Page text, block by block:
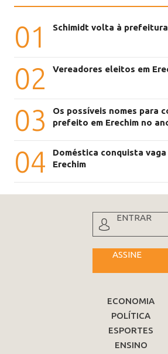
01 Schimidt volta à prefeitura
02 Vereadores eleitos em
03
Os possíveis nomes para
prefeito em Erechim no
04
Doméstica conquista
Erechim
ENTRAR
ASSINE
ECONOMIA
POLÍTICA
ESPORTES
ENSINO